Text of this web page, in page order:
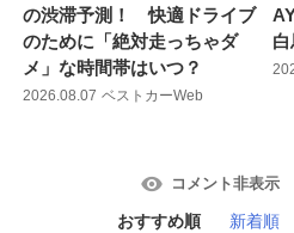
の渋滞予測！ 快適ドライブ
のために「絶対走っちゃダ
メ」な時間帯はいつ？
2026.08.07 ベストカーWeb
コメント非表示
おすすめ順 新着順